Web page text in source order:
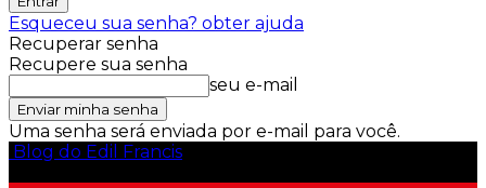
Esqueceu sua senha? obter ajuda
Recuperar senha
Recupere sua senha
seu e-mail
Uma senha será enviada por e-mail para você.
Blog do Edil Francis